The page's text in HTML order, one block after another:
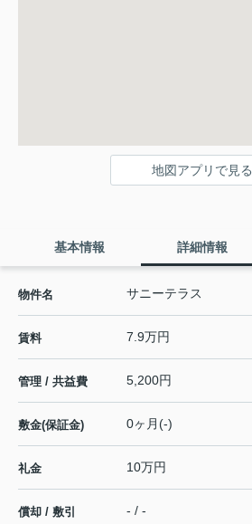
地図アプリで見る
基本情報 詳細情報
物件名 サニーテラス
賃料 7.9万円
管理 / 共益費 5,200円
敷金(保証金) 0ヶ月(-)
礼金 10万円
償却 / 敷引 - / -